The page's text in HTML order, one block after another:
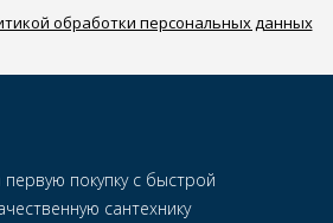
обработки персональных данных
первую покупку с быстрой
сантехнику